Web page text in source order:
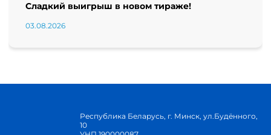
Сладкий выигрыш в новом тираже!
03.08.2026
Республика Беларусь, г. Минск, ул.Будённого,
10